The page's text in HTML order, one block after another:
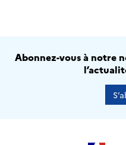
Abonnez-vous à notre